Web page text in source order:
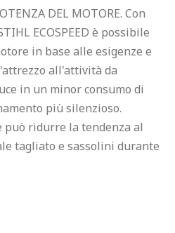
DEL MOTORE. Con
ECOSPEED è possibile
in base alle esigenze e
all'attività da
in un minor consumo di
più silenzioso.
ridurre la tendenza al
tagliato e sassolini durante